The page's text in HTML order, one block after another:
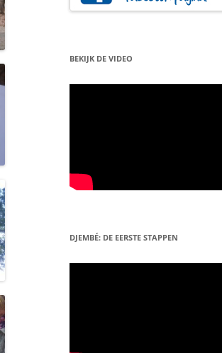
BEKIJK DE VIDEO
DJEMBÉ: DE EERSTE STAPPEN